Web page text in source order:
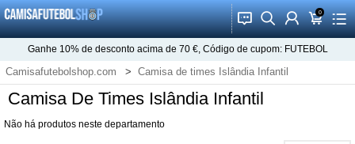
󰂱 󰂨 󰃳 0
󰃦 󰃖
Ganhe 10%de desconto acima de 70 €, Código de cupom: FUTEBOL
Camisafutebolshop.com Camisa de times Islândia Infantil
Camisa De Times Islândia Infantil
Não há produtos neste departamento